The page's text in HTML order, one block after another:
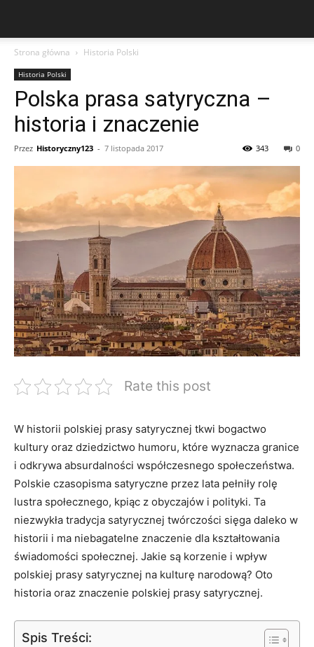
Strona główna Historia Polski
Historia Polski
Polska prasa satyryczna –
historia i znaczenie
Przez Historyczny123 - 7 listopada 2017 0
343
Rate this post
W historii polskiej prasy satyrycznej tkwi⁤ bogactwo
kultury oraz dziedzictwo humoru, które wyznacza granice
i odkrywa absurdalności współczesnego społeczeństwa.
Polskie czasopisma satyryczne przez lata pełniły rolę
lustra społecznego, kpiąc z obyczajów i polityki. Ta
niezwykła tradycja satyrycznej twórczości sięga daleko w
historii i ma niebagatelne znaczenie dla kształtowania
świadomości społecznej. Jakie są korzenie i ⁤wpływ
polskiej prasy satyrycznej na kulturę narodową? ⁤Oto
historia oraz znaczenie ⁤polskiej prasy satyrycznej.
Spis Treści: